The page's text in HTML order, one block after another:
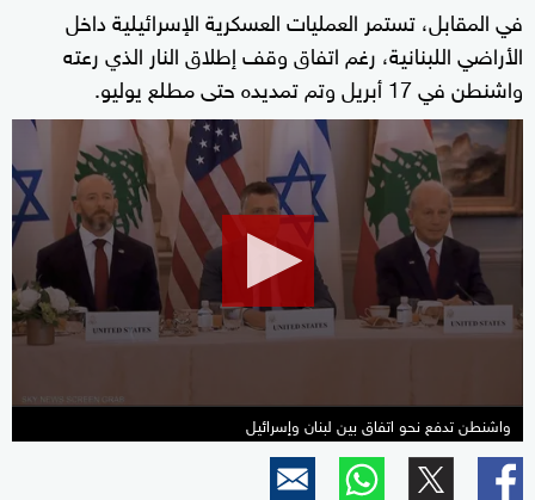
في المقابل، تستمر العمليات العسكرية الإسرائيلية داخل
الأراضي اللبنانية، رغم اتفاق وقف إطلاق النار الذي رعته
واشنطن في 17 أبريل وتم تمديده حتى مطلع يوليو.
seconds
of
10
minutes,
55
seconds
واشنطن تدفع نحو اتفاق بين لبنان وإسرائيل